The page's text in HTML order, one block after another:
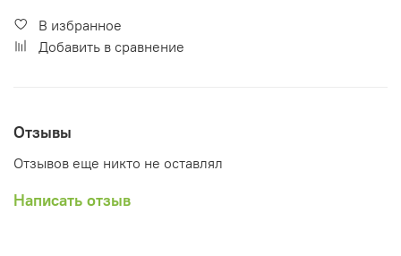
В избранное
Добавить в сравнение
Отзывы
Отзывов еще никто не оставлял
Написать отзыв